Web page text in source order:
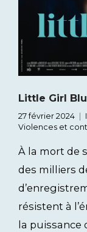
Little Girl
27 février 2024
Violences et
À la mort de
des milliers
résistent à
la puissance